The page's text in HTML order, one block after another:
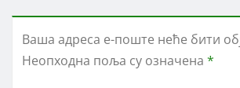
Ваша адреса е-поште неће бити
Неопходна поља су означена *